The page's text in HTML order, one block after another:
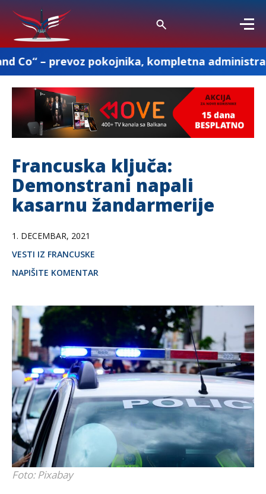
pokojnika, kompletna administracija i ostale
Francuska ključa:
Demonstrani napali
kasarnu žandarmerije
1. DECEMBAR, 2021
VESTI IZ FRANCUSKE
NAPIŠITE KOMENTAR
Foto: Pixabay